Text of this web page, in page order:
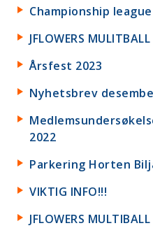
Championship
JFLOWERS
Årsfest 2023
Nyhetsbrev
2022
Parkering Horten
VIKTIG INFO!!!
JFLOWERS